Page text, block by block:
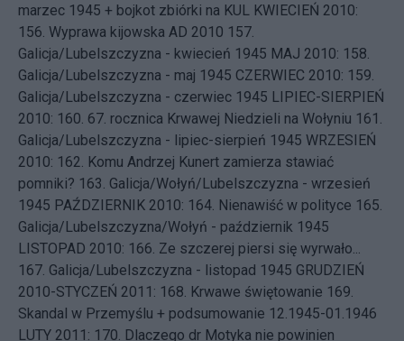
marzec 1945 + bojkot zbiórki na KUL KWIECIEŃ 2010:
156. Wyprawa kijowska AD 2010 157.
Galicja/Lubelszczyzna - kwiecień 1945 MAJ 2010: 158.
Galicja/Lubelszczyzna - maj 1945 CZERWIEC 2010: 159.
Galicja/Lubelszczyzna - czerwiec 1945 LIPIEC-SIERPIEŃ
2010: 160. 67. rocznica Krwawej Niedzieli na Wołyniu 161.
Galicja/Lubelszczyzna - lipiec-sierpień 1945 WRZESIEŃ
2010: 162. Komu Andrzej Kunert zamierza stawiać
pomniki? 163. Galicja/Wołyń/Lubelszczyzna - wrzesień
1945 PAŹDZIERNIK 2010: 164. Nienawiść w polityce 165.
Galicja/Lubelszczyzna/Wołyń - październik 1945
LISTOPAD 2010: 166. Ze szczerej piersi się wyrwało...
167. Galicja/Lubelszczyzna - listopad 1945 GRUDZIEŃ
2010-STYCZEŃ 2011: 168. Krwawe świętowanie 169.
Skandal w Przemyślu + podsumowanie 12.1945-01.1946
LUTY 2011: 170. Dlaczego dr Motyka nie powinien